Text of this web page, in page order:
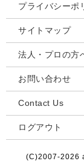
プライバシーポ
サイトマップ
法人・プロの方
お問い合わせ
Contact Us
ログアウト
(C)2007-2026